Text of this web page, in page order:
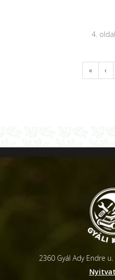
4.
« ‹
2360 Gyál Ady Endre u.